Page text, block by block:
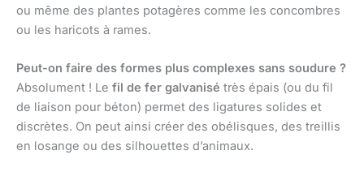
ou même des plantes potagères comme les concombres
ou les haricots à rames.
Peut-on faire des formes plus complexes sans soudure ?
Absolument ! Le fil de fer galvanisé très épais (ou du fil
de liaison pour béton) permet des ligatures solides et
discrètes. On peut ainsi créer des obélisques, des treillis
en losange ou des silhouettes d’animaux.